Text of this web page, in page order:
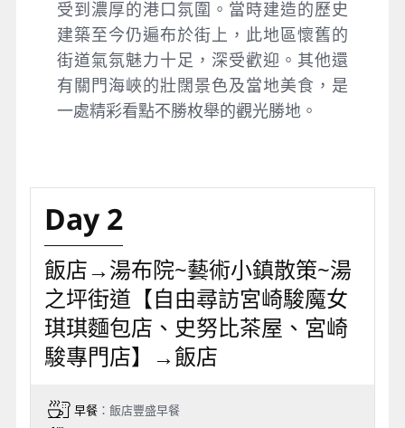
受到濃厚的港口氛圍。當時建造的歷史
建築至今仍遍布於街上，此地區懷舊的
街道氣氛魅力十足，深受歡迎。其他還
有關門海峽的壯闊景色及當地美食，是
一處精彩看點不勝枚舉的觀光勝地。
Day 2
飯店→湯布院~藝術小鎮散策~湯
之坪街道【自由尋訪宮崎駿魔女
琪琪麵包店、史努比茶屋、宮崎
駿專門店】→飯店
早餐：飯店豐盛早餐